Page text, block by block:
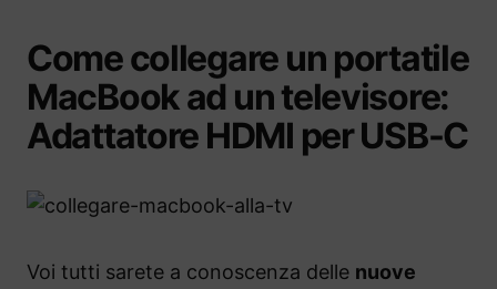
Come collegare un portatile
MacBook ad un televisore:
Adattatore HDMI per USB-C
Voi tutti sarete a conoscenza delle nuove